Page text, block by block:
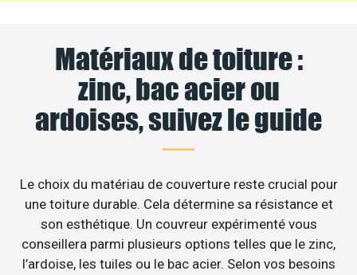
Matériaux de toiture :
zinc, bac acier ou
ardoises, suivez le guide
Le choix du matériau de couverture reste crucial pour
une toiture durable. Cela détermine sa résistance et
son esthétique. Un couvreur expérimenté vous
conseillera parmi plusieurs options telles que le zinc,
l’ardoise, les tuiles ou le bac acier. Selon vos besoins